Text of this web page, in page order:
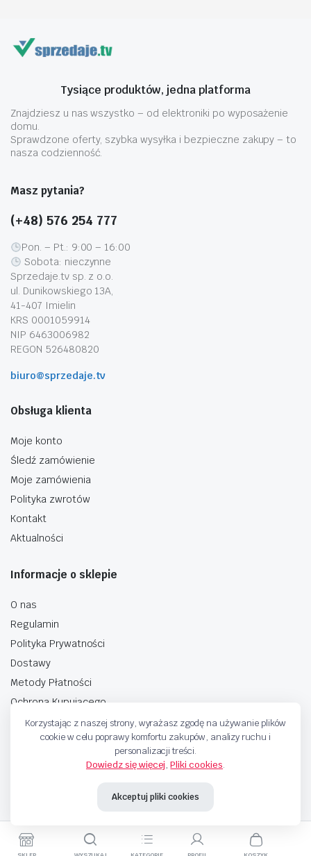
Tysiące produktów, jedna platforma
Znajdziesz u nas wszystko – od elektroniki po wyposażenie
domu.
Sprawdzone oferty, szybka wysyłka i bezpieczne zakupy – to
nasza codzienność.
Masz pytania?
(+48) 576 254 777
Pon. – Pt.: 9:00 – 16:00
Sobota: nieczynne
Sprzedaje.tv sp. z o.o.
ul. Dunikowskiego 13A,
41-407 Imielin
KRS 0001059914
NIP 6463006982
REGON 526480820
biuro@sprzedaje.tv
Obsługa klienta
Moje konto
Śledź zamówienie
Moje zamówienia
Polityka zwrotów
Kontakt
Aktualności
Informacje o sklepie
O nas
Regulamin
Polityka Prywatności
Dostawy
Metody Płatności
Ochrona Kupującego
Metody Płatnosci
Korzystając z naszej strony, wyrażasz zgodę na używanie plików
cookie w celu poprawy komfortu zakupów, analizy ruchu i
personalizacji treści.
Dowiedz się więcej,Pliki cookies.
Akceptuj pliki cookies